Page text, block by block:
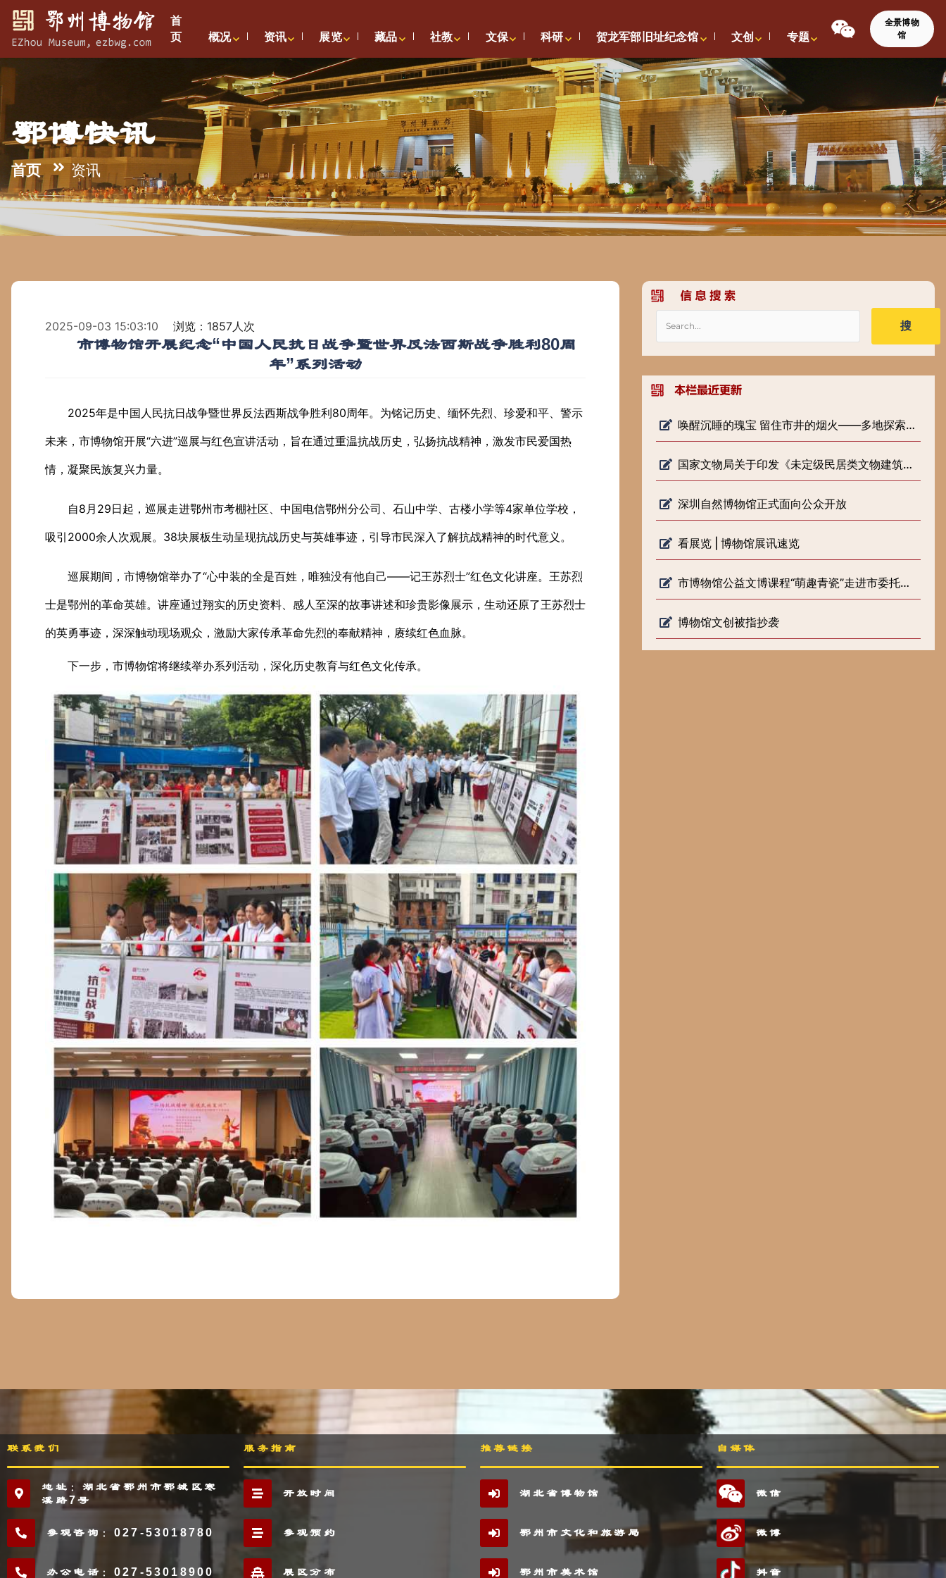
首
页
概况 资讯 展览 藏品 社教 文保 科研 贺龙军部旧址纪念馆 文创 专题
全景博物
馆
鄂博快讯
首页 资讯
2025-09-03 15:03:10 浏览：1857人次
市博物馆开展纪念“中国人民抗日战争暨世界反法西斯战争胜利80周
年”系列活动
2025年是中国人民抗日战争暨世界反法西斯战争胜利80周年。为铭记历史、缅怀先烈、珍爱和平、警示
未来，市博物馆开展“六进”巡展与红色宣讲活动，旨在通过重温抗战历史，弘扬抗战精神，激发市民爱国热
情，凝聚民族复兴力量。
自8月29日起，巡展走进鄂州市考棚社区、中国电信鄂州分公司、石山中学、古楼小学等4家单位学校，
吸引2000余人次观展。38块展板生动呈现抗战历史与英雄事迹，引导市民深入了解抗战精神的时代意义。
巡展期间，市博物馆举办了“心中装的全是百姓，唯独没有他自己——记王苏烈士”红色文化讲座。王苏烈
士是鄂州的革命英雄。讲座通过翔实的历史资料、感人至深的故事讲述和珍贵影像展示，生动还原了王苏烈士
的英勇事迹，深深触动现场观众，激励大家传承革命先烈的奉献精神，赓续红色血脉。
下一步，市博物馆将继续举办系列活动，深化历史教育与红色文化传承。
搜
唤醒沉睡的瑰宝 留住市井的烟火——多地探索低级别文物保护新路径
国家文物局关于印发《未定级民居类文物建筑修缮审批工作指引（试行）》的通知
深圳自然博物馆正式面向公众开放
看展览 | 博物馆展讯速览
市博物馆公益文博课程“萌趣青瓷”走进市委托管课堂
博物馆文创被指抄袭
联系我们
地址：湖北省鄂州市鄂城区寒
溪路7号
参观咨询：027-53018780
办公电话：027-53018900
服务指南
开放时间
参观预约
展区分布
推荐链接
湖北省博物馆
鄂州市文化和旅游局
鄂州市美术馆
自媒体
微信
微博
抖音